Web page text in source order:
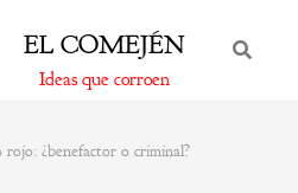
EL COMEJÉN
Ideas que corroen
rojo: ¿benefactor o criminal?